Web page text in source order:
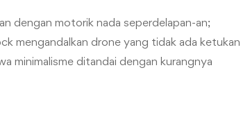
dengan motorik nada seperdelapan-an;
mengandalkan drone yang tidak ada ketukan
minimalisme ditandai dengan kurangnya